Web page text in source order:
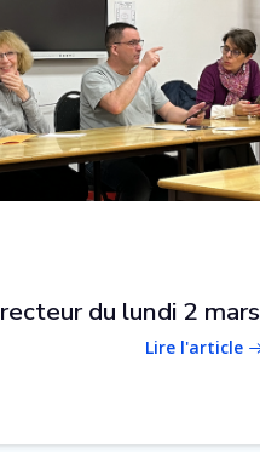
du lundi 2 mars
Lire l'article